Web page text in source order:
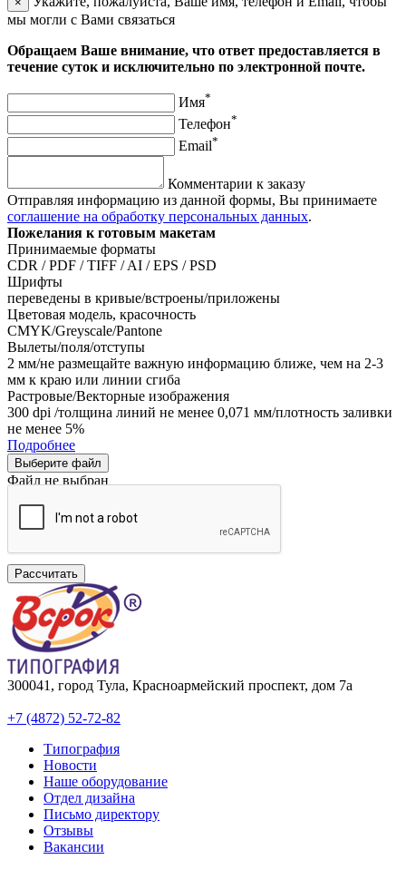
мы могли с Вами связаться
Обращаем Ваше внимание, что ответ предоставляется в
течение суток и исключительно по электронной почте.
Имя*
Телефон*
Email*
Комментарии к заказу
Отправляя информацию из данной формы, Вы принимаете
соглашение на обработку персональных данных.
Пожелания к готовым макетам
Принимаемые форматы
CDR / PDF / TIFF / AI / EPS / PSD
Шрифты
переведены в кривые/встроены/приложены
Цветовая модель, красочность
CMYK/Greyscale/Pantone
Вылеты/поля/отступы
2 мм/не размещайте важную информацию ближе, чем на 2-3
мм к краю или линии сгиба
Растровые/Векторные изображения
300 dpi /толщина линий не менее 0,071 мм/плотность заливки
не менее 5%
Подробнее
Выберите файл
Файл не выбран
Рассчитать
300041, город Тула, Красноармейский проспект, дом 7а
+7 (4872) 52-72-82
Типография
Новости
Наше оборудование
Отдел дизайна
Письмо директору
Отзывы
Вакансии